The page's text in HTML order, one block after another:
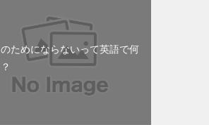
ためにならないって英語で何